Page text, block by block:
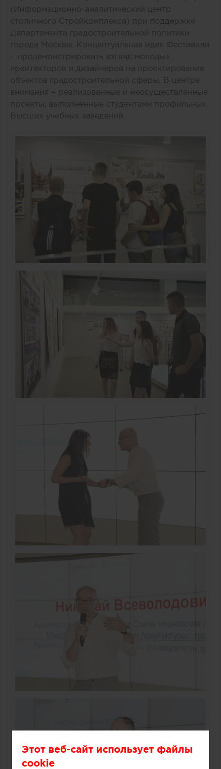
(Информационно-аналитический центр
столичного Стройкомплекса) при поддержке
Департамента градостроительной политики
города Москвы. Концептуальная идея Фестиваля
– продемонстрировать взгляд молодых
архитекторов и дизайнеров на проектирование
объектов градостроительной сферы. В центре
внимания – реализованные и неосуществленные
проекты, выполненные студентами профильных
Высших учебных заведений.
Этот веб-сайт использует файлы
cookie